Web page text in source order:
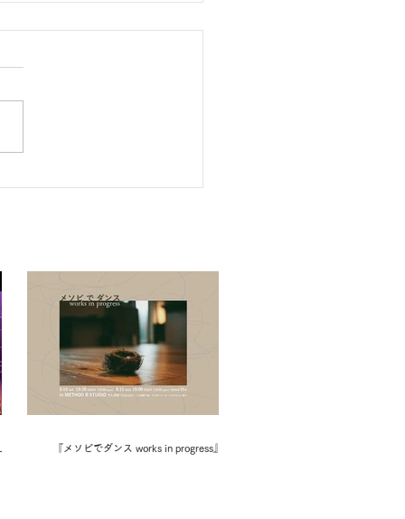
。 『メソビでダンス works in progress』